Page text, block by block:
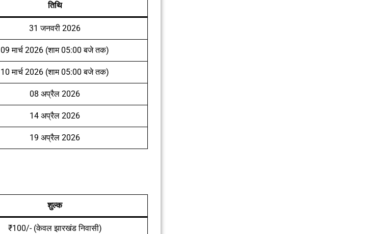
तिथि
31 जनवरी 2026
09 मार्च 2026 (शाम 05:00 बजे तक)
10 मार्च 2026 (शाम 05:00 बजे तक)
08 अप्रैल 2026
14 अप्रैल 2026
19 अप्रैल 2026
शुल्क
₹100/- (केवल झारखंड निवासी)